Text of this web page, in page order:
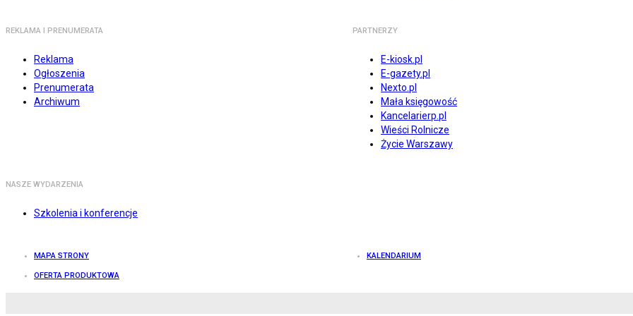
REKLAMA I PRENUMERATA
Reklama
Ogłoszenia
Prenumerata
Archiwum
PARTNERZY
E-kiosk.pl
E-gazety.pl
Nexto.pl
Mała księgowość
Kancelarierp.pl
Wieści Rolnicze
Życie Warszawy
NASZE WYDARZENIA
Szkolenia i konferencje
MAPA STRONY KALENDARIUM
OFERTA PRODUKTOWA